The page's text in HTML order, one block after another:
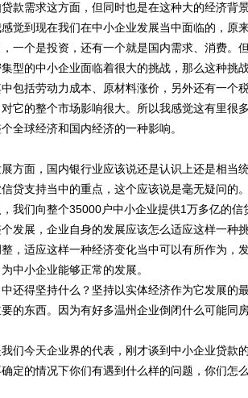
款需求这方面，但同时也是在这种大的经济背
觉到现在我们在中小企业发展当中面临的，原
一个是投资，还有一个就是国内需求、消费。
型的中小企业面临着很大的挑战，那么这种挑
包括劳动力成本、原材料涨价，另外还有一个
它的整个市场影响很大。所以我感觉这有里很
全球经济和国内经济的一种影响。
面，国内银行业应该说还是认识上还是相当
贷支持当中的重点，这个应该说是毫无疑问的
我们向整个35000户中小企业提供1万多亿的信
发展，企业自身的发展应该怎么适应这样一种
，适应这样一种经济变化当中可以有所作为，
中小企业能够正常的发展。
得坚持什么？坚持以实体经济作为它发展的
的东西。因为有好多温州企业倒闭什么可能同
今天企业界的代表，刚才谈到中小企业贷款
定的情况下你们有遇到什么样的问题，你们怎